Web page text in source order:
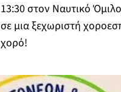
13:30 στον Ναυτικό
σε μια ξεχωριστή
χορό!